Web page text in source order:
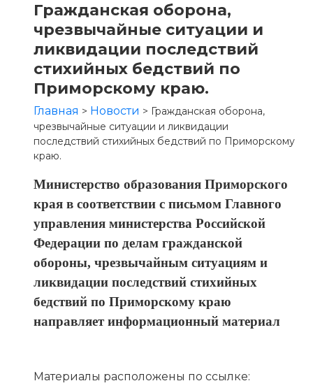
Гражданская оборона,
чрезвычайные ситуации и
ликвидации последствий
стихийных бедствий по
Приморскому краю.
Главная > Новости > Гражданская оборона,
чрезвычайные ситуации и ликвидации
последствий стихийных бедствий по Приморскому
краю.
Министерство образования Приморского
края в соответствии с письмом Главного
управления министерства Российской
Федерации по делам гражданской
обороны, чрезвычайным ситуациям и
ликвидации последствий стихийных
бедствий по Приморскому краю
направляет информационный материал
Материалы расположены по ссылке: